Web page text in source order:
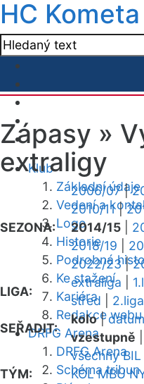
HC
Klub
Základní údaje
Vedení a
Logo
Historie
Podrobná
Ke stažení
Kariéra
Redakce webu
DRFG Arena
DRFG Arena
Schéma tribun
Zápasy »
extraligy
SEZONA:
2006/07|
2010/11|
2014/15
2018/19
2022/23|
LIGA:
extraliga
střed
SEŘADIT:
kolo|datum
vzestupně
TÝM:
všechny BIL
KOL MBU